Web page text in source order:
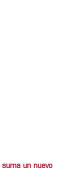
un nuevo